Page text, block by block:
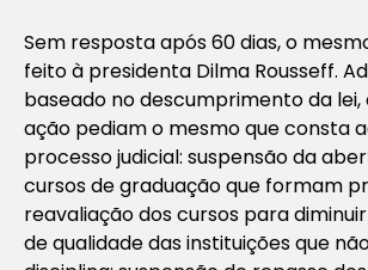
Sem resposta após 60 dias, o
feito à presidenta Dilma Rousseff.
baseado no descumprimento da lei,
ação pediam o mesmo que consta
processo judicial: suspensão da
cursos de graduação que formam
reavaliação dos cursos para
de qualidade das instituições que